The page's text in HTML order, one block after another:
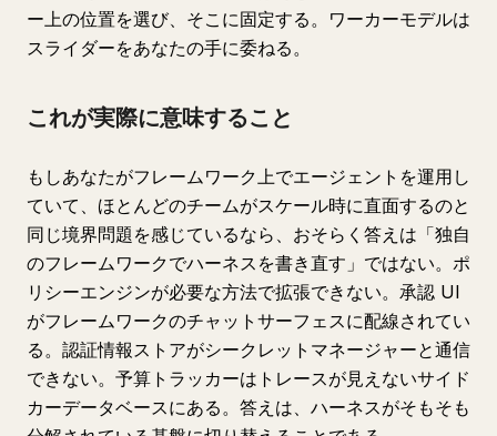
ー上の位置を選び、そこに固定する。ワーカーモデルは
スライダーをあなたの手に委ねる。
これが実際に意味すること
もしあなたがフレームワーク上でエージェントを運用し
ていて、ほとんどのチームがスケール時に直面するのと
同じ境界問題を感じているなら、おそらく答えは「独自
のフレームワークでハーネスを書き直す」ではない。ポ
リシーエンジンが必要な方法で拡張できない。承認 UI
がフレームワークのチャットサーフェスに配線されてい
る。認証情報ストアがシークレットマネージャーと通信
できない。予算トラッカーはトレースが見えないサイド
カーデータベースにある。答えは、ハーネスがそもそも